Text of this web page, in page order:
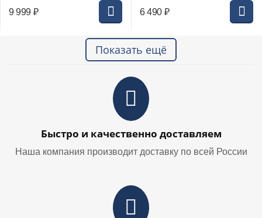
9 999 ₽ 6 490 ₽
Показать ещё
Быстро и качественно доставляем
Наша компания производит доставку по всей России